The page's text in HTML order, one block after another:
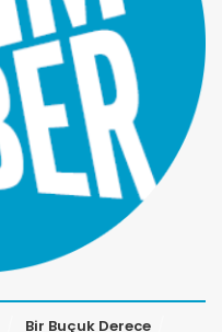
Bir Buçuk Derece